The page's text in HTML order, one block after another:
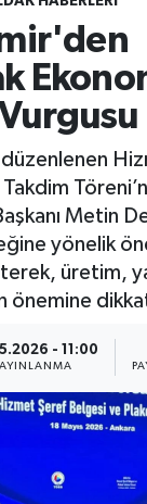
Vurgusu
düzenlenen
Metin
yönelik
üretim,
önemine
- 11:00